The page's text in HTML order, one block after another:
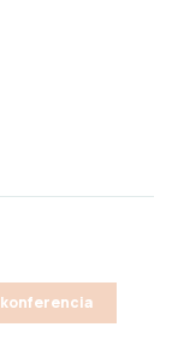
konferencia